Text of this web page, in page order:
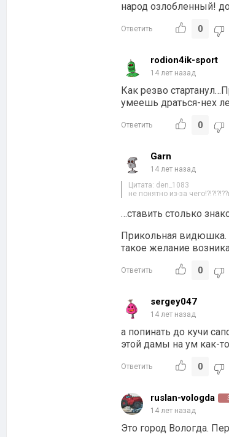
народ озлобленный!
Ответить 0
rodion4ik-sport
14 лет назад
Как резво
умеешь драться-нех
Ответить 0
Garn
14 лет назад
Цитата: den_1083
не понятно из-за
…ставить столько
Прикольная видюшка.
такое желание
Ответить 0
sergey047
14 лет назад
а попинать до кучи
этой дамы на ум как-
Ответить 0
ruslan-vologda
14 лет назад
Это город Вологда.